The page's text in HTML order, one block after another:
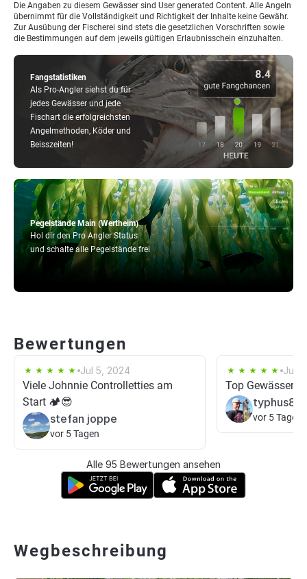
Pegelstände Main (Wertheim)
Hol dir den Pro Angler Status
und schalte alle Pegelstände frei
Fangstatistiken
Als Pro-Angler siehst du für
jedes Gewässer und jede
Fischart die erfolgreichsten
Angelmethoden, Köder und
Beisszeiten!
Die Angaben zu diesem Gewässer sind User generated Content. Alle Angeln
übernimmt für die Vollständigkeit und Richtigkeit der Inhalte keine Gewähr.
Zur Ausübung der Fischerei sind stets die gesetzlichen Vorschriften sowie
die Bestimmungen auf dem jeweils gültigen Erlaubnisschein einzuhalten.
Bewertungen
Jul 5, 2024
Viele Johnnie Controlletties am
Start 🏕😎
stefan joppe
vor 5 Tagen
Jul
Top Gewässer
typhus85
vor 5 Tagen
Alle 95 Bewertungen ansehen
Wegbeschreibung